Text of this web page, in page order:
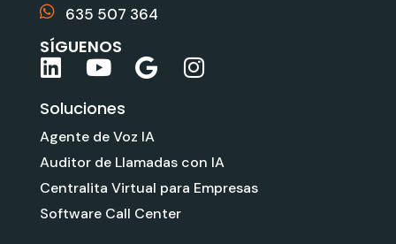
635 507 364
SÍGUENOS
L
n
k
e
d
i
n
Y
u
t
u
b
e
G
g
l
e
I
a
g
Soluciones
Agente de Voz IA
Auditor de Llamadas con IA
Centralita Virtual para Empresas
Software Call Center